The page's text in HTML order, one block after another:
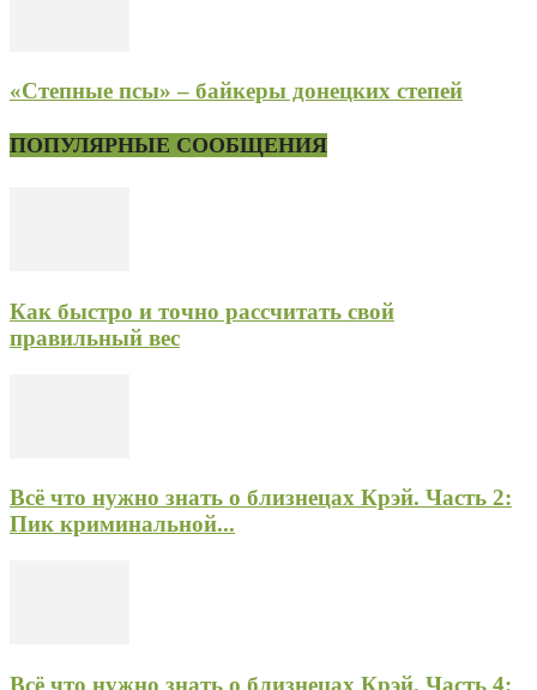
«Степные псы» – байкеры донецких степей
ПОПУЛЯРНЫЕ СООБЩЕНИЯ
Как быстро и точно рассчитать свой
правильный вес
Всё что нужно знать о близнецах Крэй. Часть 2:
Пик криминальной...
Всё что нужно знать о близнецах Крэй. Часть 4: